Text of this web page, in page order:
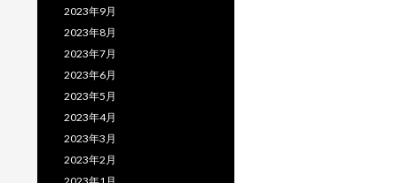
2023年9月
2023年8月
2023年7月
2023年6月
2023年5月
2023年4月
2023年3月
2023年2月